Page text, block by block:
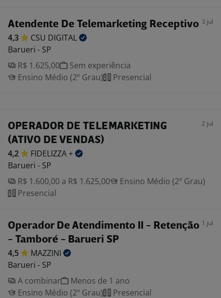
Atendente De Telemarketing Receptivo 3 jul
4,3 CSU DIGITAL
Barueri - SP
R$ 1.625,00
Sem experiência
Ensino Médio (2º Grau)
Presencial
OPERADOR DE TELEMARKETING
(ATIVO DE VENDAS)
2 jul
4,2 FIDELIZZA +
Barueri - SP
R$ 1.600,00 a R$ 1.625,00
Ensino Médio (2º Grau)
Presencial
Operador De Atendimento II - Retenção
- Tamboré - Barueri SP
1 jul
4,5
MAZZINI
Barueri - SP
A combinar
Menos de 1 ano
Ensino Médio (2º Grau)
Presencial